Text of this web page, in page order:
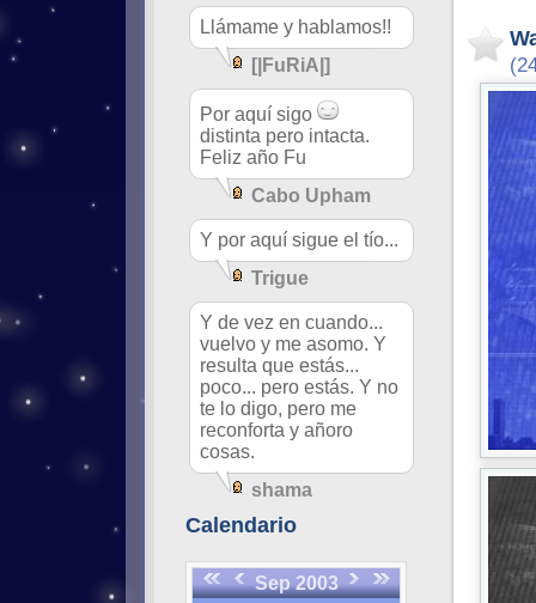
Llámame y hablamos!!
[|FuRiA|]
Por aquí sigo
distinta pero intacta.
Feliz año Fu
Cabo Upham
Y por aquí sigue el tío...
Trigue
Y de vez en cuando...
vuelvo y me asomo. Y
resulta que estás...
poco... pero estás. Y no
te lo digo, pero me
reconforta y añoro
cosas.
shama
Calendario
Sep 2003